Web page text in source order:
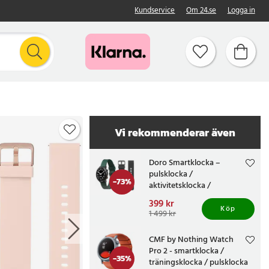
Kundservice Om 24.se Logga in
Vi rekommenderar även
-73%
Doro Smartklocka –
pulsklocka /
aktivitetsklocka /
hälsoklocka med pekskärm
för seniorer
Nuvarande pris:
399 krTidigare pris :1 499 kr
399 kr
1 499 kr Köp
-35%
CMF by Nothing Watch
Pro 2 - smartklocka /
träningsklocka / pulsklocka